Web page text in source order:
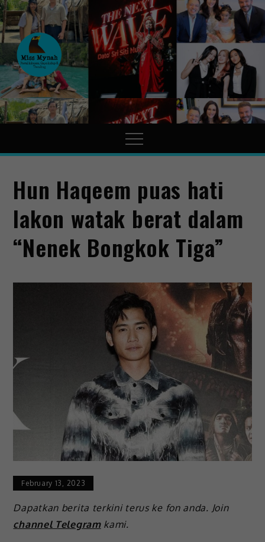
MissMynah
Portal Hiburan, Gaya Hidup
& Trending
Hun Haqeem puas hati
lakon watak berat dalam
“Nenek Bongkok Tiga”
February 13, 2023
Dapatkan berita terkini terus ke fon anda. Join
channel Telegramkami.